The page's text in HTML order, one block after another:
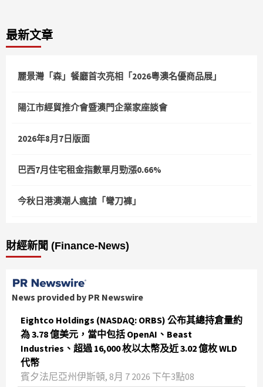
最新文章
麗景灣「森」餐廳首次亮相「2026粵澳名優商品展」
陽江市經貿推介會暨澳門企業家座談會
2026年8月7日版面
巴西7月住宅租金指數單月勁漲0.66%
今秋日港澳潮人瘋搶「彎刀褲」
財經新聞 (Finance-News)
News provided by PR Newswire
Eightco Holdings (NASDAQ: ORBS) 公布其總持倉量約
為 3.78 億美元，當中包括 OpenAI、Beast
Industries、超過 16,000 枚以太幣及近 3.02 億枚 WLD
代幣
賓夕法尼亞州伊斯頓, 8月 7 2026 下午3點08